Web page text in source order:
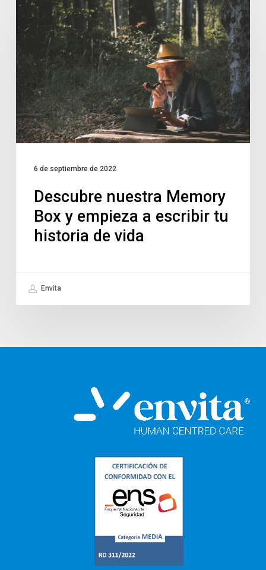
6 de septiembre de 2022
Descubre nuestra Memory
Box y empieza a escribir tu
historia de vida
Envita